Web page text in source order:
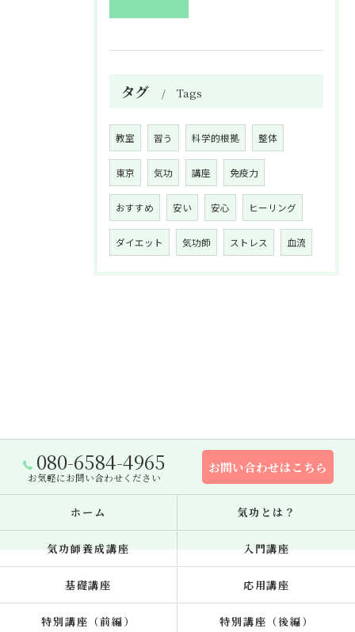
タグ Tags
教室 習う 科学的根拠 整体
東京 気功 講座 免疫力
おすすめ 安い 安心 ヒーリング
ダイエット 気功師 ストレス 血流
080-6584-4965
お気軽にお問い合わせください
お問い合わせはこちら
ホーム 気功とは？
気功師養成講座 入門講座
基礎講座 応用講座
特別講座（前編） 特別講座（後編）